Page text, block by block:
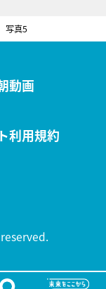
写真5
動画
利用規約